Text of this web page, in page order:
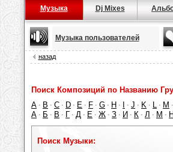
Музыка Dj Mixes
Музыка пользователей
назад
Поиск Композиций по Названию
A · B · C · D · E · F · G · H · · J · K · L · M ·
А · Б · В · Г · Д · Е · Ж · З · И · К · Л · М · Н
Поиск Музыки: